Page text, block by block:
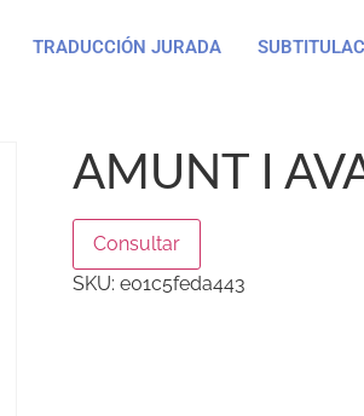
TRADUCCIÓN JURADA
AMUNT I
Consultar
SKU: e01c5feda443